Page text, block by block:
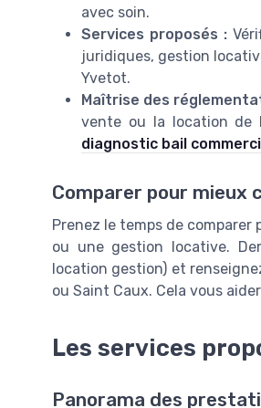
avec soin.
Services proposés :
juridiques, gestion
Yvetot.
Maîtrise des
vente ou la location de
diagnostic bail
Comparer pour mieux
Prenez le temps de
ou une gestion locative.
location gestion) et
ou Saint Caux. Cela vous
Les services
Panorama des